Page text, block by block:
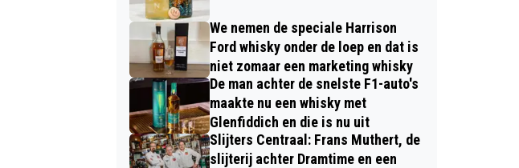
We nemen de speciale Harrison
Ford whisky onder de loep en dat is
niet zomaar een marketing whisky
De man achter de snelste F1-auto's
maakte nu een whisky met
Glenfiddich en die is nu uit
Slijters Centraal: Frans Muthert, de
slijterij achter Dramtime en een